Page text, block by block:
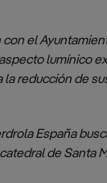
Transparencia
Económica
el
lumínico
reducción de
España
de Santa